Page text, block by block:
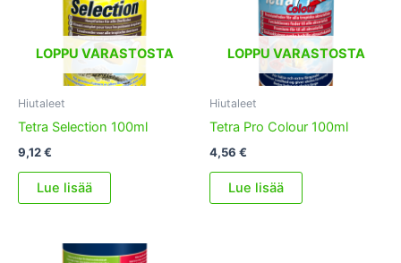
LOPPU VARASTOSTA
Hiutaleet
Tetra Selection 100ml
9,12€
Lue lisää
LOPPU VARASTOSTA
Hiutaleet
Tetra Pro Colour 100ml
4,56 €
Lue lisää